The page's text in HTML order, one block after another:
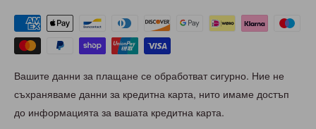
Вашите данни за плащане се обработват сигурно. Ние не
съхраняваме данни за кредитна карта, нито имаме достъп
до информацията за вашата кредитна карта.